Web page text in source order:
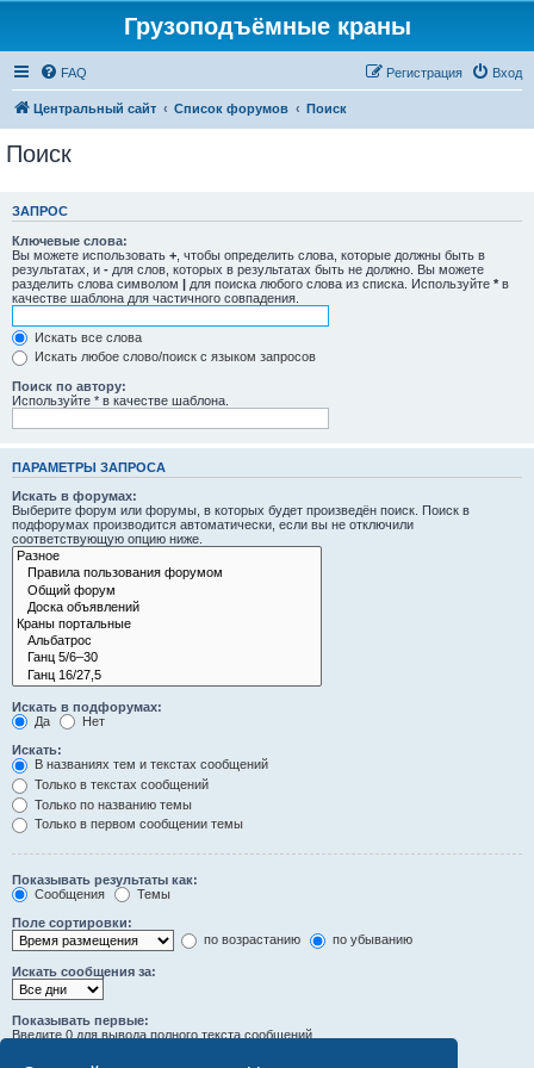
Грузоподъёмные краны
FAQ Вход
Регистрация
Центральный сайт Список форумов Поиск
Поиск
ЗАПРОС
Ключевые слова:
Вы можете использовать + , чтобы определить слова, которые должны быть в
результатах, и - для слов, которых в результатах быть не должно. Вы можете
разделить слова символом | для поиска любого слова из списка. Используйте * в
качестве шаблона для частичного совпадения.
Искать все слова
Искать любое слово/поиск с языком запросов
Поиск по автору:
Используйте * в качестве шаблона.
ПАРАМЕТРЫ ЗАПРОСА
Искать в форумах:
Выберите форум или форумы, в которых будет произведён поиск. Поиск в
подфорумах производится автоматически, если вы не отключили
соответствующую опцию ниже.
Искать в подфорумах:
Да
Нет
Искать:
В названиях тем и текстах сообщений
Только в текстах сообщений
Только по названию темы
Только в первом сообщении темы
Показывать результаты как:
Сообщения
Темы
Поле сортировки:
по возрастанию
по убыванию
Искать сообщения за:
Показывать первые:
Введите 0 для вывода полного текста сообщений.